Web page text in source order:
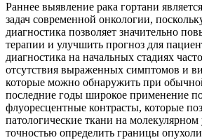
Раннее выявление рака гортани
задач современной онкологии,
диагностика позволяет значительно
терапии и улучшить прогноз для
диагностика на начальных стадиях
отсутствия выраженных симптомов и
которые можно обнаружить при
последние годы широкое применение
флуоресцентные контрасты, которые
патологические ткани на
точностью определить границы